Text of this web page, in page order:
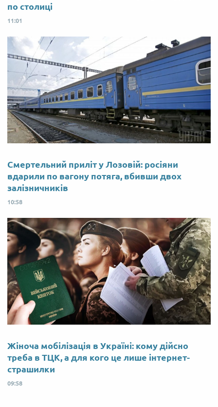
по столиці
11:01
Смертельний приліт у Лозовій: росіяни
вдарили по вагону потяга, вбивши двох
залізничників
10:58
Жіноча мобілізація в Україні: кому дійсно
треба в ТЦК, а для кого це лише інтернет-
страшилки
09:58